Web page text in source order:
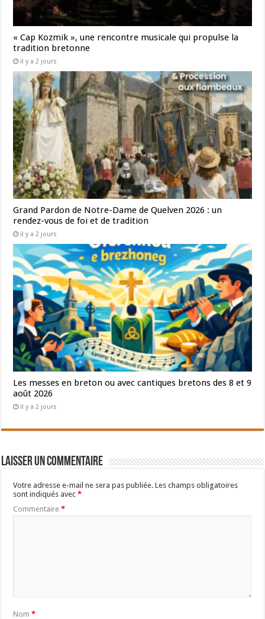
« Cap Kozmik », une rencontre musicale qui propulse la
tradition bretonne
il y a 2 jours
Grand Pardon de Notre-Dame de Quelven 2026 : un
rendez-vous de foi et de tradition
il y a 2 jours
Les messes en breton ou avec cantiques bretons des 8 et 9
août 2026
il y a 2 jours
Laisser un commentaire
Votre adresse e-mail ne sera pas publiée. Les champs obligatoires
sont indiqués avec*
Commentaire*
Nom*